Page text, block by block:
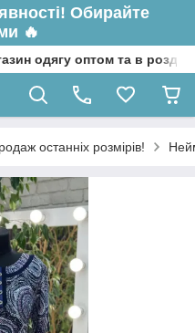
Обирайте
🔥
одягу оптом та в
останніх розмірів!